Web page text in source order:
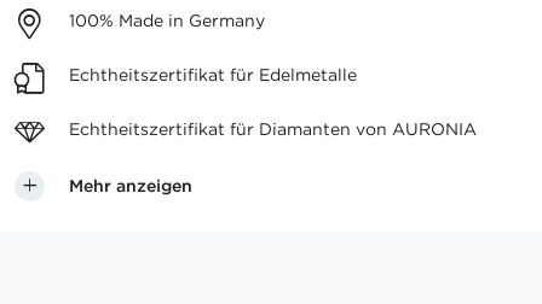
100% Made in Germany
Echtheitszertifikat für Edelmetalle
Echtheitszertifikat für Diamanten von AURONIA
Mehr anzeigen